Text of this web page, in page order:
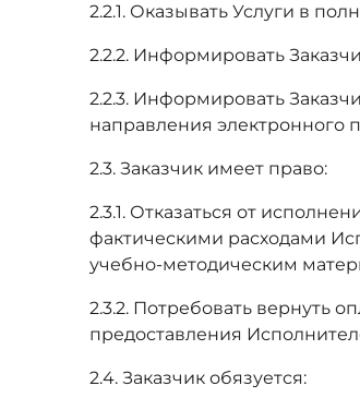
2.2.1. Оказывать Услуги в
2.2.2. Информировать
2.2.3. Информировать
направления электронного
2.3. Заказчик имеет право:
2.3.1. Отказаться от
фактическими расходами
учебно-методическим
2.3.2. Потребовать вернуть
предоставления
2.4. Заказчик обязуется: